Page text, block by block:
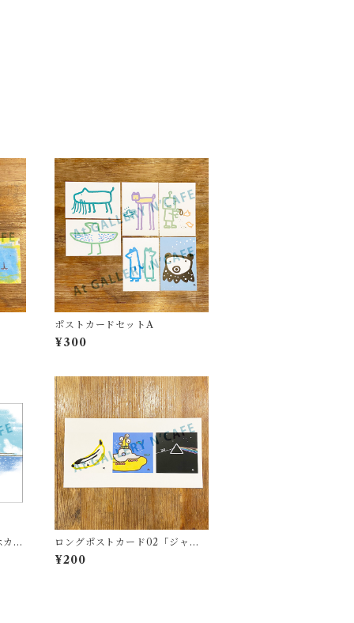
ポストカードセットA
¥300
ー
ロングポストカード02「ジャケ
アート」
¥200